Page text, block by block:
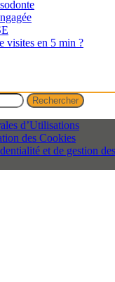
visites en 5 min ?
d’Utilisations
des Cookies
et de gestion